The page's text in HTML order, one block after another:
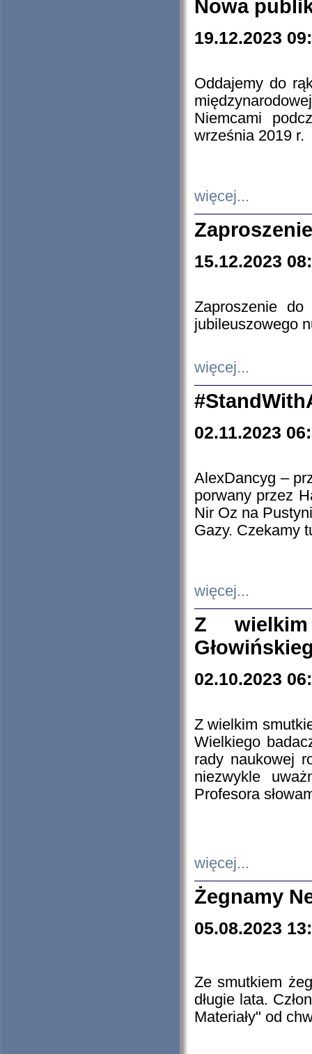
Nowa
19.12.2023
Oddajemy do
Niemcami
września 2019 r.
więcej...
15.12.2023
Zaproszenie do
jubileuszowego
więcej...
02.11.2023
AlexDancyg –
porwany przez
Nir Oz na
Gazy. Czekamy
więcej...
Z
02.10.2023
Z wielkim
Wielkiego
rady naukowej
niezwykle
Profesora
więcej...
Żegnamy
05.08.2023
Ze smutkiem
długie lata.
Materiały" od